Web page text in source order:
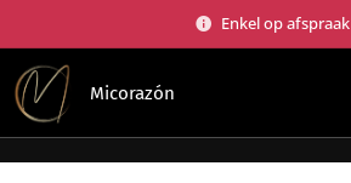
Enkel op afspraak
Micorazón